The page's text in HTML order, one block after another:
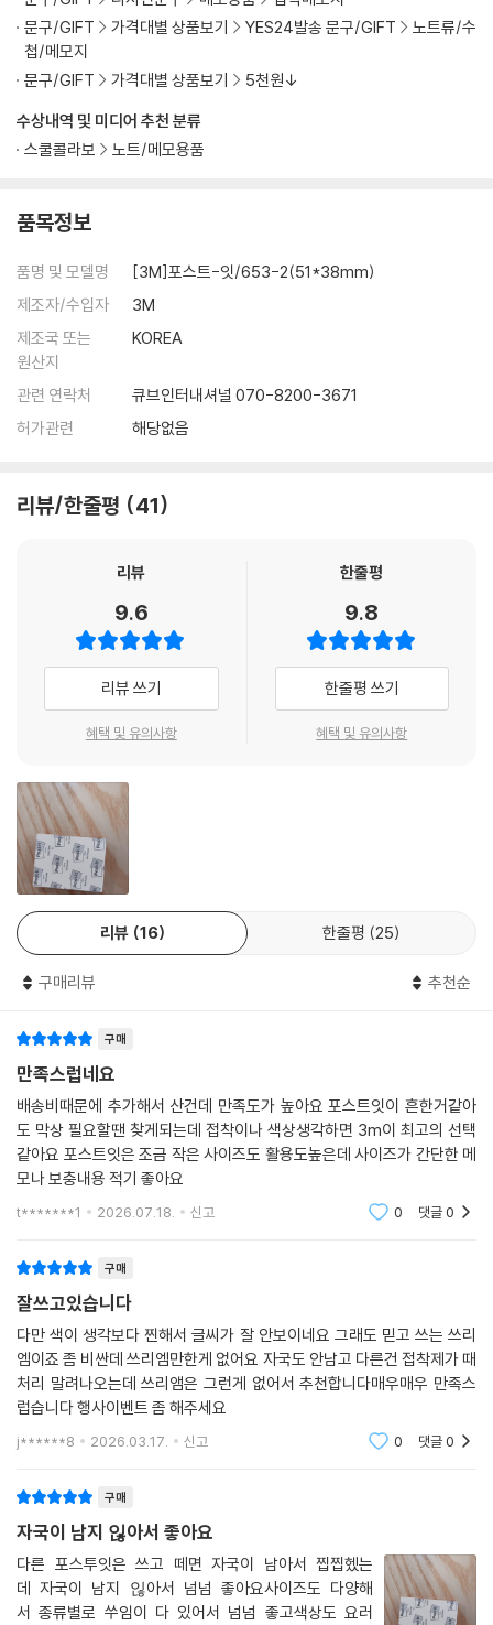
수상내역 및 미디어 추천 분류
스쿨콜라보
노트/메모용품
문구/GIFT
가격대별 상품보기 YES24발송 문구/GIFT
노트류/수
첩/메모지
문구/GIFT
가격대별 상품보기 5천원↓
품목정보
품명 및 모델명
[3M]포스트-잇/653-2(51*38mm)
제조자/수입자
3M
제조국 또는
원산지
KOREA
관련 연락처
큐브인터내셔널 070-8200-3671
허가관련
해당없음
리뷰/한줄평 41
리뷰
9.6
리뷰 쓰기
혜택 및 유의사항
한줄평
9.8
한줄평 쓰기
혜택 및 유의사항
리뷰 16 한줄평 25
구매리뷰 추천순
구매
만족스럽네요
배송비때문에 추가해서 산건데 만족도가 높아요 포스트잇이 흔한거같아
도 막상 필요할땐 찾게되는데 접착이나 색상생각하면 3m이 최고의 선택
같아요 포스트잇은 조금 작은 사이즈도 활용도높은데 사이즈가 간단한 메
모나 보충내용 적기 좋아요
t*******1 2026.07.18. 신고 0 댓글0
구매
잘쓰고있습니다
다만 색이 생각보다 찐해서 글씨가 잘 안보이네요 그래도 믿고 쓰는 쓰리
엠이죠 좀 비싼데 쓰리엠만한게 없어요 자국도 안남고 다른건 접착제가 때
처리 말려나오는데 쓰리앰은 그런게 없어서 추천합니다매우매우 만족스
럽습니다 행사이벤트 좀 해주세요
j******8 2026.03.17. 신고 0 댓글0
구매
자국이 남지 읺아서 좋아요
다른 포스투잇은 쓰고 떼면 자국이 남아서 찝찝헸는
데 자국이 남지 읺아서 넘넘 좋아요사이즈도 다양해
서 종류별로 쑤임이 다 있어서 넘넘 좋고색상도 요러